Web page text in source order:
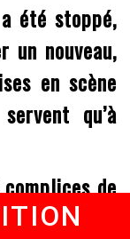
été stoppé,
un nouveau,
en scène
qu’à
de
pétition !